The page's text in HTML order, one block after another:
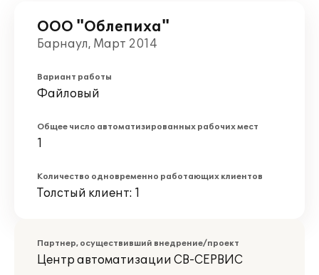
ООО "Облепиха"
Барнаул, Март 2014
Вариант работы
Файловый
Общее число автоматизированных рабочих мест
1
Количество одновременно работающих клиентов
Толстый клиент: 1
Партнер, осуществивший внедрение/проект
Центр автоматизации СВ-СЕРВИС